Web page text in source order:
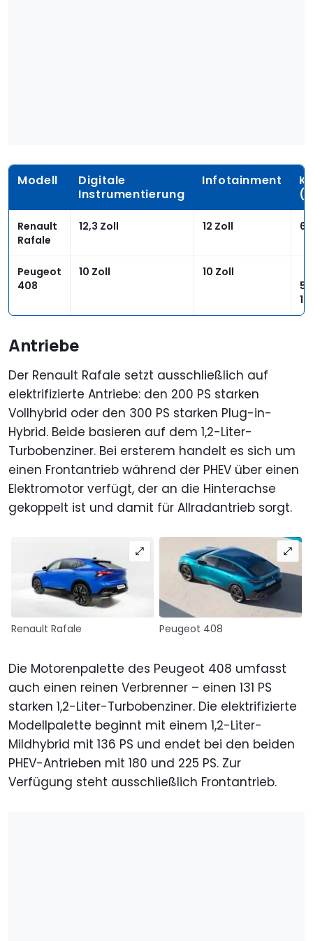
Modell
Digitale
Instrumentierung
Infotainment
Renault
Rafale
12,3 Zoll 12 Zoll
Peugeot
408
10 Zoll
10 Zoll
Antriebe
Der Renault Rafale setzt ausschließlich auf
elektrifizierte Antriebe: den 200 PS starken
Vollhybrid oder den 300 PS starken Plug-in-
Hybrid. Beide basieren auf dem 1,2-Liter-
Turbobenziner. Bei ersterem handelt es sich um
einen Frontantrieb während der PHEV über einen
Elektromotor verfügt, der an die Hinterachse
gekoppelt ist und damit für Allradantrieb sorgt.
Renault Rafale Peugeot 408
Die Motorenpalette des Peugeot 408 umfasst
auch einen reinen Verbrenner – einen 131 PS
starken 1,2-Liter-Turbobenziner. Die elektrifizierte
Modellpalette beginnt mit einem 1,2-Liter-
Mildhybrid mit 136 PS und endet bei den beiden
PHEV-Antrieben mit 180 und 225 PS. Zur
Verfügung steht ausschließlich Frontantrieb.